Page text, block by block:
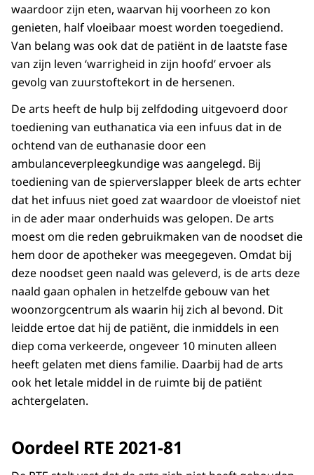
waardoor zijn eten, waarvan hij voorheen zo kon
genieten, half vloeibaar moest worden toegediend.
Van belang was ook dat de patiënt in de laatste fase
van zijn leven ‘warrigheid in zijn hoofd’ ervoer als
gevolg van zuurstoftekort in de hersenen.
De arts heeft de hulp bij zelfdoding uitgevoerd door
toediening van euthanatica via een infuus dat in de
ochtend van de euthanasie door een
ambulanceverpleegkundige was aangelegd. Bij
toediening van de spierverslapper bleek de arts echter
dat het infuus niet goed zat waardoor de vloeistof niet
in de ader maar onderhuids was gelopen. De arts
moest om die reden gebruikmaken van de noodset die
hem door de apotheker was meegegeven. Omdat bij
deze noodset geen naald was geleverd, is de arts deze
naald gaan ophalen in hetzelfde gebouw van het
woonzorgcentrum als waarin hij zich al bevond. Dit
leidde ertoe dat hij de patiënt, die inmiddels in een
diep coma verkeerde, ongeveer 10 minuten alleen
heeft gelaten met diens familie. Daarbij had de arts
ook het letale middel in de ruimte bij de patiënt
achtergelaten.
Oordeel RTE 2021-81